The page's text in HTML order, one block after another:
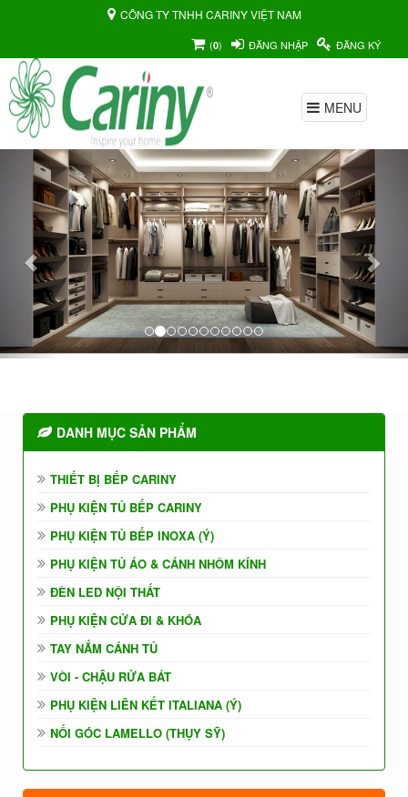
CÔNG TY TNHH CARINY VIỆT NAM
(0) ĐĂNG NHẬP ĐĂNG KÝ
MENU
Previous
DANH MỤC SẢN PHẨM
THIẾT BỊ BẾP CARINY
PHỤ KIỆN TỦ BẾP CARINY
PHỤ KIỆN TỦ BẾP INOXA (Ý)
PHỤ KIỆN TỦ ÁO & CÁNH NHÔM KÍNH
ĐÈN LED NỘI THẤT
PHỤ KIỆN CỬA ĐI & KHÓA
TAY NẮM CÁNH TỦ
VÒI - CHẬU RỬA BÁT
PHỤ KIỆN LIÊN KẾT ITALIANA (Ý)
NỐI GÓC LAMELLO (THỤY SỸ)